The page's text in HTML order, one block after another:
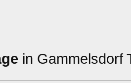
in Gammelsdorf